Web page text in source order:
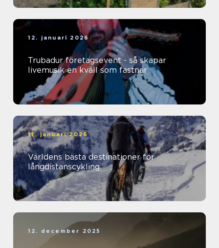
12. januari 2026
Trubadur företagsevent - så skapar
livemusik en kväll som fastnar
11. januari 2026
Världens bästa destinationer för
långdistanscykling
12. december 2025